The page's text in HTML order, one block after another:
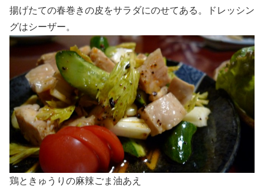
揚げたての春巻きの皮をサラダにのせてある。ドレッシン
グはシーザー。
鶏ときゅうりの麻辣ごま油あえ